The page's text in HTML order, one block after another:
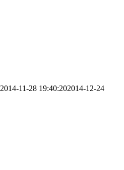
2014-11-28 19:40:202014-12-24